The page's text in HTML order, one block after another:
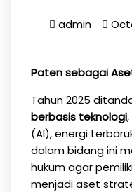
admin
Paten sebagai
Tahun 2025
berbasis teknologi
(AI), energi
dalam bidang ini
hukum agar
menjadi aset